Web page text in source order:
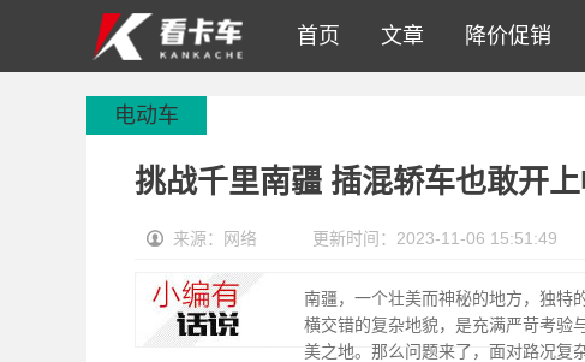
首页 文章 降价促销
电动车
挑战千里南疆 插混轿车也敢开上
来源：网络 更新时间：2023-11-06 15:51:49
南疆，一个壮美而神秘的地方，独特
横交错的复杂地貌，是充满严苛考验
美之地。那么问题来了，面对路况复